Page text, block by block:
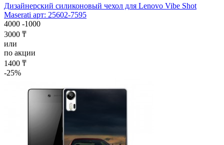
Дизайнерский силиконовый чехол для Lenovo Vibe Shot
Maserati арт: 25602-7595
4000 -1000
3000 ₸
или
по акции
1400 ₸
-25%